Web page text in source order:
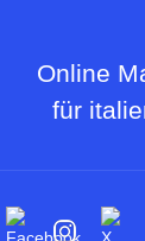
Online
für